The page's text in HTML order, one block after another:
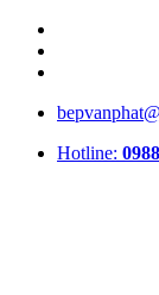
Hotline: